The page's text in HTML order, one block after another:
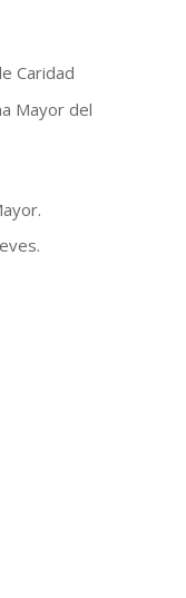
Caridad
Mayor del